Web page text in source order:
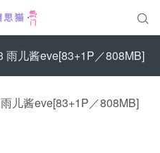

雨儿酱eve[83+1P／808MB]
儿酱eve[83+1P／808MB]